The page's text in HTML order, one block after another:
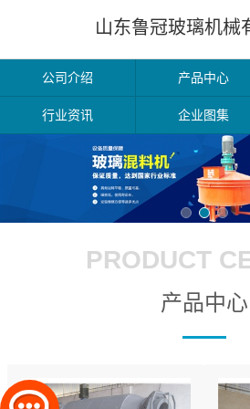
山东鲁冠玻璃机械
公司介绍 产品中心
行业资讯 企业图集
PRODUCT
产品中心